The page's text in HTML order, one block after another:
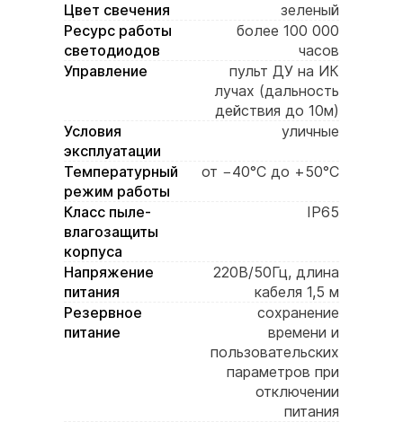
Цвет свечения
зеленый
Ресурс работы
светодиодов
более 100 000
часов
Управление
пульт ДУ на ИК
лучах (дальность
действия до 10м)
Условия
эксплуатации
уличные
Температурный
режим работы
от −40°C до +50°C
Класс пыле-
влагозащиты
корпуса
IP65
Напряжение
питания
220В/50Гц, длина
кабеля 1,5 м
Резервное
питание
сохранение
времени и
пользовательских
параметров при
отключении
питания